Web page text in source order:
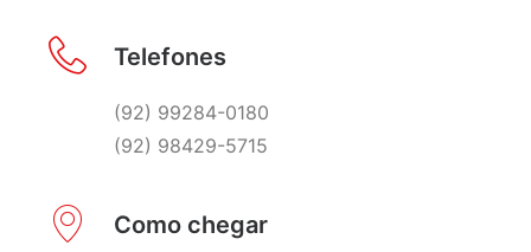
Telefones
(92) 99284-0180
(92) 98429-5715
Como chegar